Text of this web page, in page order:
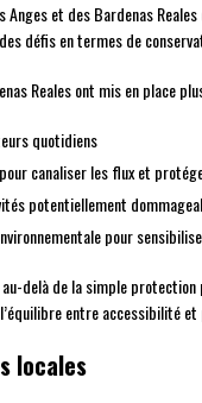
et des Bardenas
défis en termes de
Reales ont mis en place
quotidiens
canaliser les flux et
potentiellement
pour
delà de la simple
entre accessibilité
locales